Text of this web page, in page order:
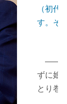
（初代
す。そ
――権
ずに娘
とり巻